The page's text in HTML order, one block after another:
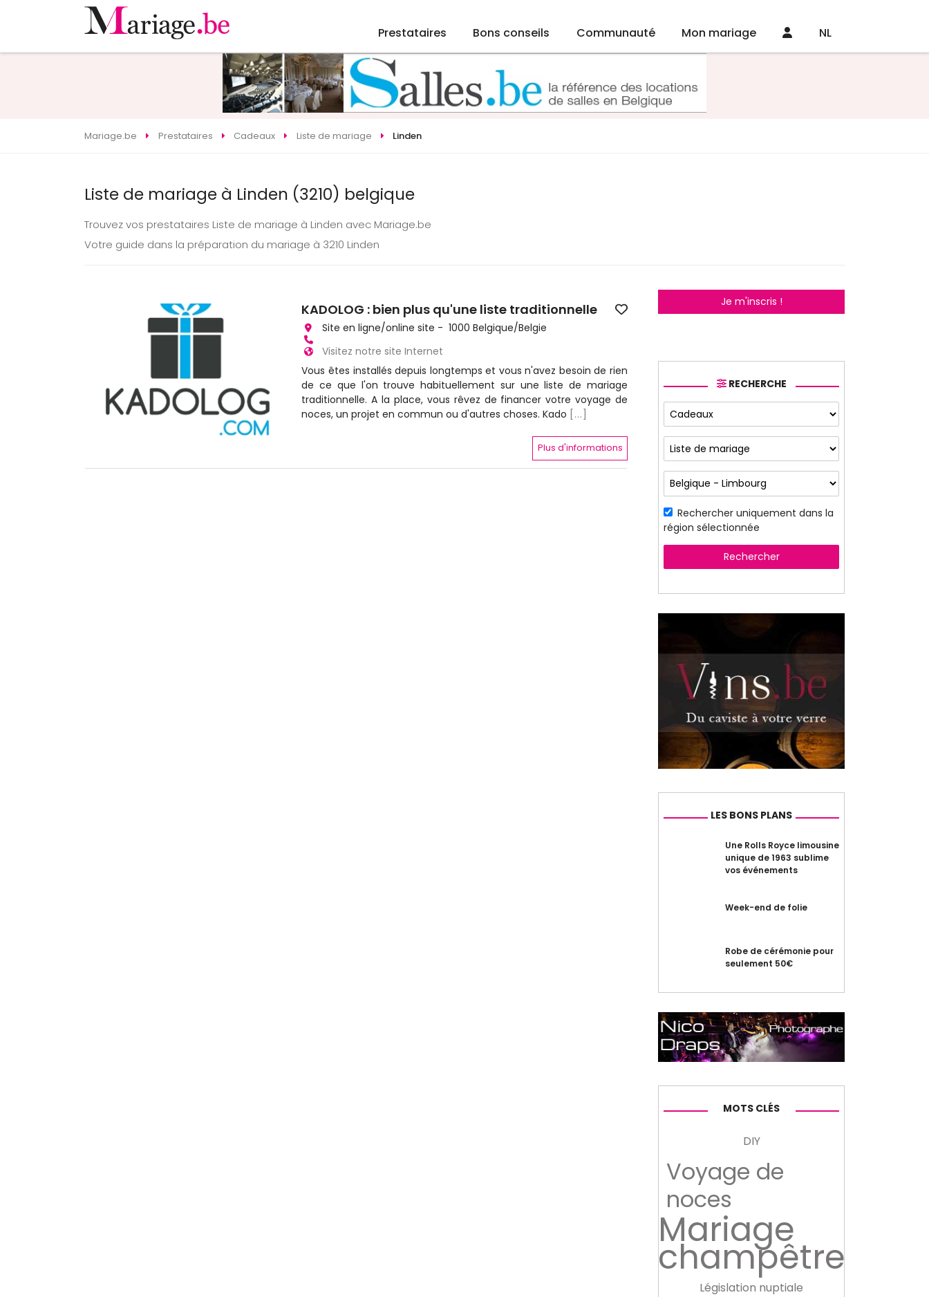
Prestataires Bons conseils Communauté Mon mariage NL
Mariage.be Prestataires Cadeaux Liste de mariage Linden
Liste de mariage à Linden (3210) belgique
Trouvez vos prestataires Liste de mariage à Linden avec Mariage.be
Votre guide dans la préparation du mariage à 3210 Linden
KADOLOG : bien plus qu'une liste traditionnelle
Site en ligne/online site - 1000 Belgique/Belgie
Visitez notre site Internet
Vous êtes installés depuis longtemps et vous n'avez besoin de rien
de ce que l'on trouve habituellement sur une liste de mariage
traditionnelle. A la place, vous rêvez de financer votre voyage de
noces, un projet en commun ou d'autres choses. Kado [...]
Plus d'informations
Je m'inscris !
RECHERCHE
Rechercher uniquement dans la
région sélectionnée
Rechercher
LES BONS PLANS
Une Rolls Royce limousine
unique de 1963 sublime
vos événements
Week-end de folie
Robe de cérémonie pour
seulement 50€
MOTS CLÉS
DIY
Voyage de
noces
Mariage
champêtre
Législation nuptiale